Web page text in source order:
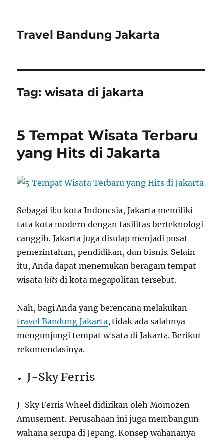
Travel Bandung Jakarta
Tag:wisata di jakarta
5 Tempat Wisata Terbaru
yang Hits di Jakarta
Sebagai ibu kota Indonesia, Jakarta memiliki
tata kota modern dengan fasilitas berteknologi
canggih. Jakarta juga disulap menjadi pusat
pemerintahan, pendidikan, dan bisnis. Selain
itu, Anda dapat menemukan beragam tempat
wisatahits di kota megapolitan tersebut.
Nah, bagi Anda yang berencana melakukan
travel Bandung Jakarta, tidak ada salahnya
mengunjungi tempat wisata di Jakarta. Berikut
rekomendasinya.
J-Sky Ferris
J-Sky Ferris Wheel didirikan oleh Momozen
Amusement. Perusahaan ini juga membangun
wahana serupa di Jepang. Konsep wahananya